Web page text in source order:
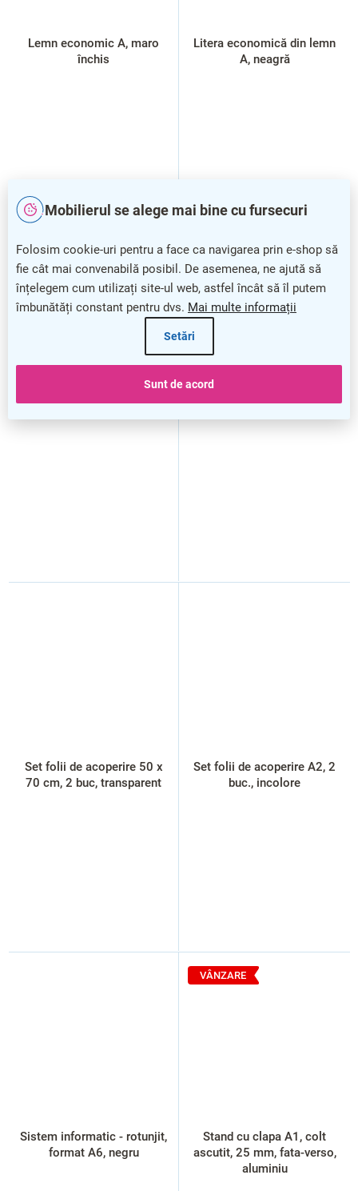
Mobilierul se alege mai bine cu fursecuri
Folosim cookie-uri pentru a face ca navigarea prin e-shop să
fie cât mai convenabilă posibil. De asemenea, ne ajută să
înțelegem cum utilizați site-ul web, astfel încât să îl putem
îmbunătăți constant pentru dvs. Mai multe informații
Setări
Sunt de acord
Lemn economic A, maro
închis
Litera economică din lemn
A, neagră
Set folii de acoperire 50 x
70 cm, 2 buc, transparent
Set folii de acoperire A2, 2
buc., incolore
Sistem informatic - rotunjit,
format A6, negru
VÂNZARE
Stand cu clapa A1, colt
ascutit, 25 mm, fata-verso,
aluminiu